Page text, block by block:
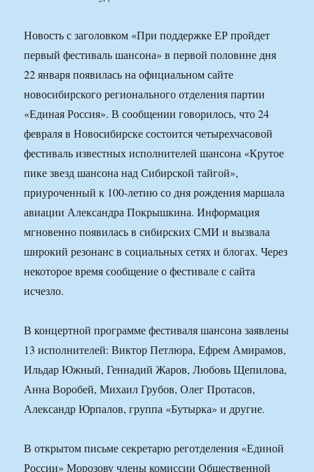
Новость с заголовком «При поддержке ЕР пройдет
первый фестиваль шансона» в первой половине дня
22 января появилась на официальном сайте
новосибирского регионального отделения партии
«Единая Россия». В сообщении говорилось, что 24
февраля в Новосибирске состоится четырехчасовой
фестиваль известных исполнителей шансона «Крутое
пике звезд шансона над Сибирской тайгой»,
приуроченный к 100-летию со дня рождения маршала
авиации Александра Покрышкина. Информация
мгновенно появилась в сибирских СМИ и вызвала
широкий резонанс в социальных сетях и блогах. Через
некоторое время сообщение о фестивале с сайта
исчезло.
В концертной программе фестиваля шансона заявлены
13 исполнителей: Виктор Петлюра, Ефрем Амирамов,
Ильдар Южный, Геннадий Жаров, Любовь Щепилова,
Анна Воробей, Михаил Грубов, Олег Протасов,
Александр Юрпалов, группа «Бутырка» и другие.
В открытом письме секретарю реготделения «Единой
России» Морозову члены комиссии Общественной